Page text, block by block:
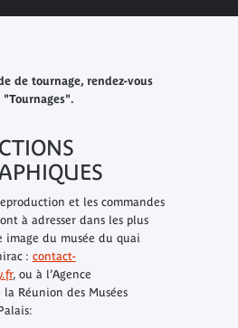
de tournage, rendez-vous
et les commandes
à adresser dans les plus
image du musée du quai
: contact-
, ou à l’Agence
Réunion des Musées